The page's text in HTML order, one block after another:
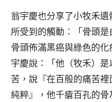
翁宇慶也分享了小牧禾
所受到的觸動：「骨頭
骨頭佈滿黑癌與綠色的
宇慶說：「他（牧禾）
苦，說『在百般的痛苦
純粹』，他千瘡百孔的